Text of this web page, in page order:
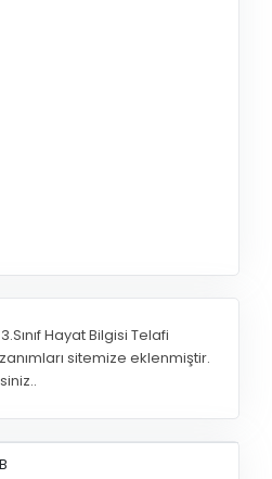
Hayat Bilgisi Telafi
sitemize eklenmiştir.